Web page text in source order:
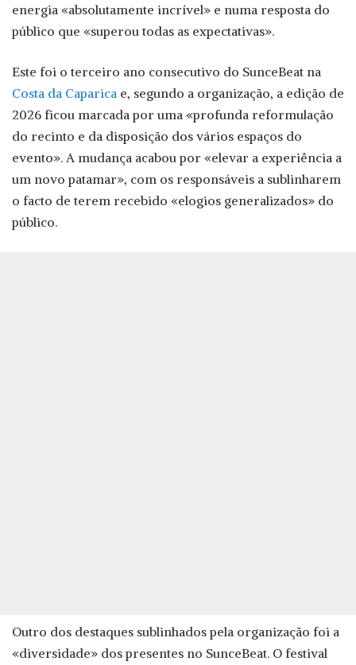
energia «absolutamente incrível» e numa resposta do
público que «superou todas as expectativas».
Este foi o terceiro ano consecutivo do SunceBeat na
Costa da Caparica e, segundo a organização, a edição de
2026 ficou marcada por uma «profunda reformulação
do recinto e da disposição dos vários espaços do
evento». A mudança acabou por «elevar a experiência a
um novo patamar», com os responsáveis a sublinharem
o facto de terem recebido «elogios generalizados» do
público.
Outro dos destaques sublinhados pela organização foi a
«diversidade» dos presentes no SunceBeat. O festival